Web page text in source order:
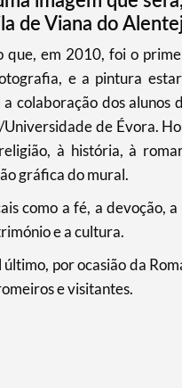
de Viana do
em 2010, foi o
e a pintura
colaboração dos alunos
de Évora.
à história, à
gráfica do mural.
como a fé, a devoção,
e a cultura.
por ocasião da
e visitantes.